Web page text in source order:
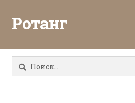
Ротанг
Каталог
Найти: